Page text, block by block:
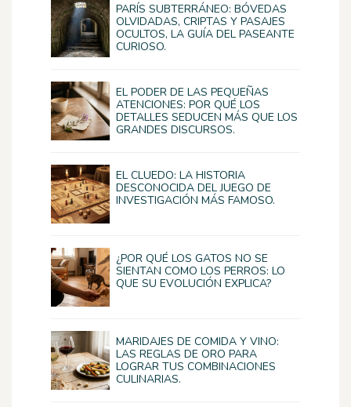
PARÍS SUBTERRÁNEO: BÓVEDAS
OLVIDADAS, CRIPTAS Y PASAJES
OCULTOS, LA GUÍA DEL PASEANTE
CURIOSO.
EL PODER DE LAS PEQUEÑAS
ATENCIONES: POR QUÉ LOS
DETALLES SEDUCEN MÁS QUE LOS
GRANDES DISCURSOS.
EL CLUEDO: LA HISTORIA
DESCONOCIDA DEL JUEGO DE
INVESTIGACIÓN MÁS FAMOSO.
¿POR QUÉ LOS GATOS NO SE
SIENTAN COMO LOS PERROS: LO
QUE SU EVOLUCIÓN EXPLICA?
MARIDAJES DE COMIDA Y VINO:
LAS REGLAS DE ORO PARA
LOGRAR TUS COMBINACIONES
CULINARIAS.